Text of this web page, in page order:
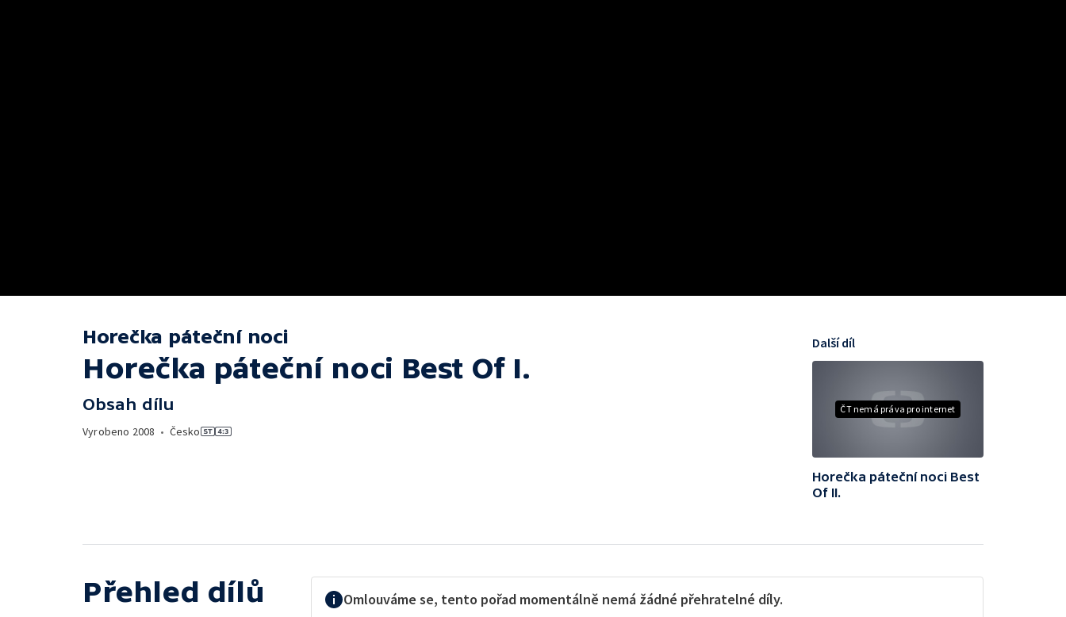
Horečka páteční noci
Horečka páteční noci Best Of I.
Obsah dílu
Vyrobeno 2008 • Česko
ČT nemá práva pro internet
Další díl
Horečka páteční noci Best
Of II.
Přehled dílů Omlouváme se, tento pořad momentálně nemá žádné přehratelné díly.